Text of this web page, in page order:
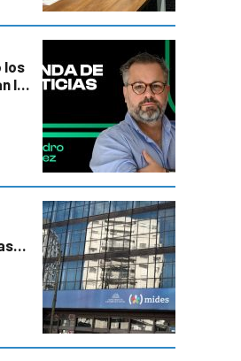
los
la